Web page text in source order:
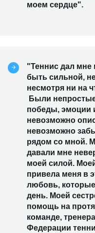
моем сердце".
"Теннис дал мне
быть сильной,
несмотря ни на
Были
победы, эмоции
невозможно
невозможно
рядом со мной.
давали мне
моей силой.
привела меня в
любовь,
день. Моей
помощь на
команде,
Федерации